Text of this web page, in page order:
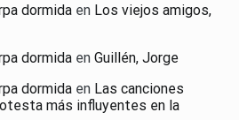
dormida en Los viejos amigos,
dormida en Guillén, Jorge
dormida en Las canciones
más influyentes en la